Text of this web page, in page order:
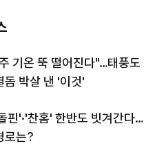
기온 뚝 떨어진다"…태풍도
돔 박살 낸 '이것'
핀'·'찬홈' 한반도 빗겨간다…
로는?